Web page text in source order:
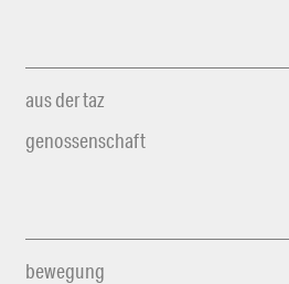
aus der taz
genossenschaft
bewegung